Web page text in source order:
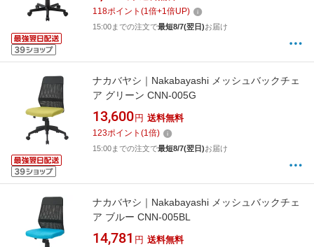
118ポイント (1倍+1倍UP)
15:00までの注文で最短8/7(翌日)お届け
ナカバヤシ｜Nakabayashi メッシュバックチェ
ア グリーン CNN-005G
13,600 円 送料無料
123ポイント (1倍)
15:00までの注文で最短8/7(翌日)お届け
ナカバヤシ｜Nakabayashi メッシュバックチェ
ア ブルー CNN-005BL
14,781 円 送料無料